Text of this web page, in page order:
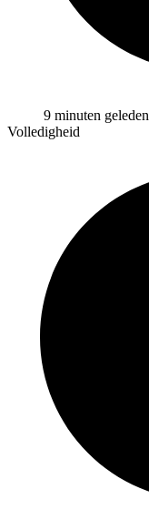
9 minuten geleden
Volledigheid